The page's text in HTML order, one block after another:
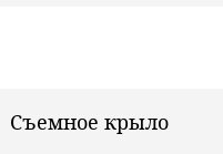
Съемное крыло